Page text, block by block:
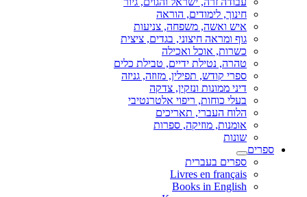
חינוך, לימודים, הוראה
איש ואשה, משפחה, צניעות
גוף ומראה חיצוני, בגדים, ציצית
כשרות, אוכל ואכילה
טהרה, נטילת ידיים, טבילת כלים
ספרי קודש, תפילין, מזוזה, גניזה
דיני ממונות ונזקין, צדקה
בעלי כוחות, ריפוי אלטרנטיבי
הלוח העברי, תאריכים
אומנות, מוזיקה, ספרות
שונות
ספרים
ספרים בעברית
Livres en français
Books in English